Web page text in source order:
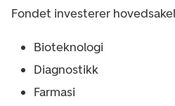
Fondet investerer
Bioteknologi
Diagnostikk
Farmasi